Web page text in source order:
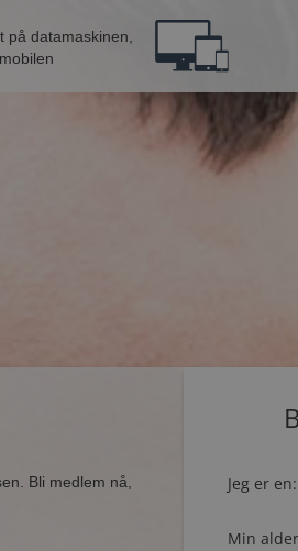
på datamaskinen,
Bli medlem nå,
Jeg er en:
Min